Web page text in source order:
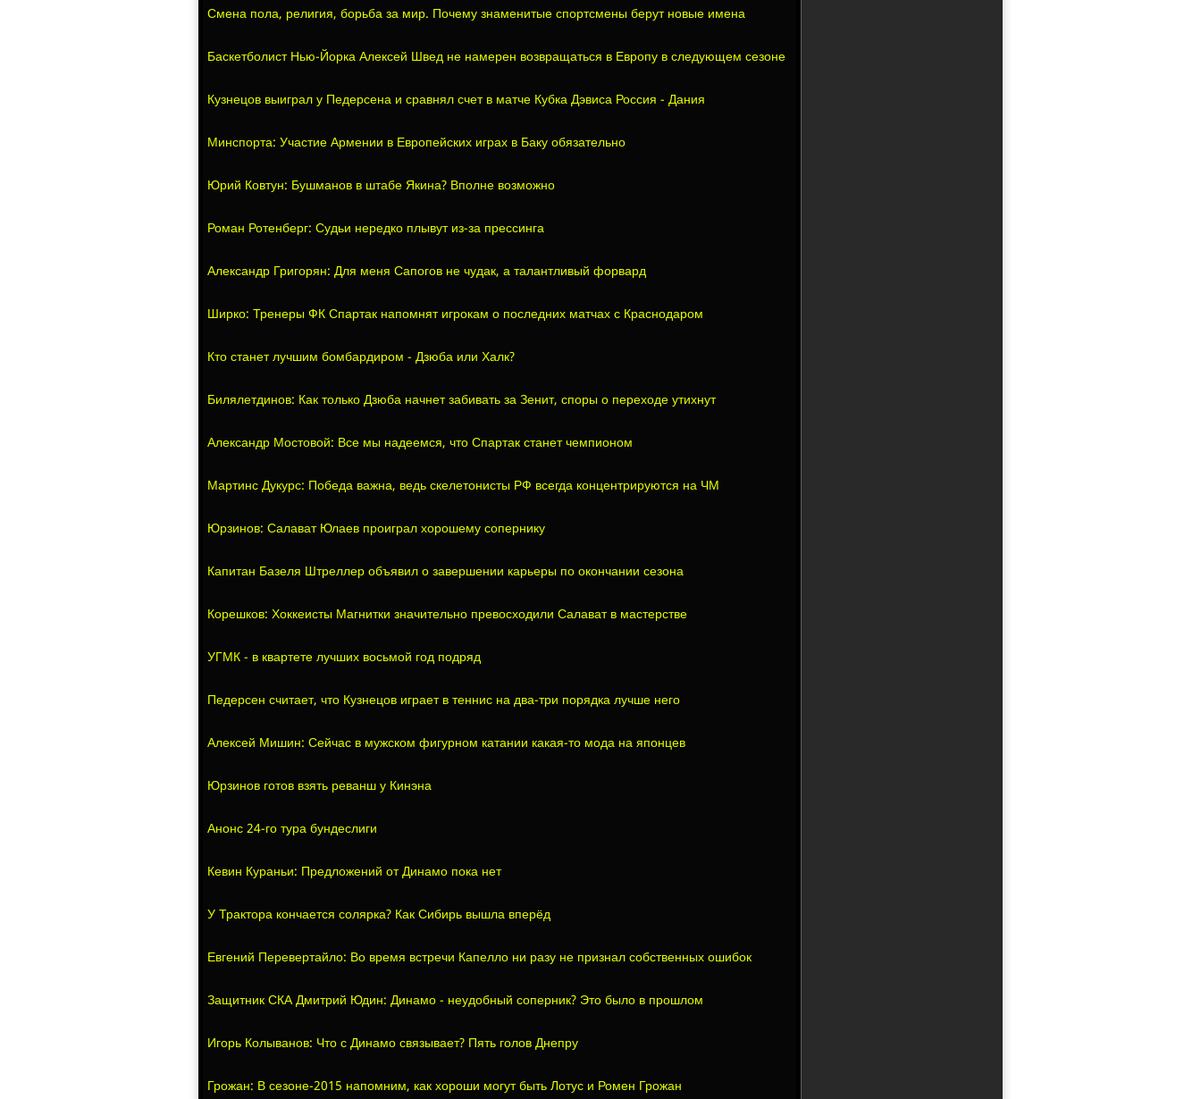
Смена пола, религия, борьба за мир. Почему знаменитые спортсмены берут новые имена
Баскетболист Нью-Йорка Алексей Швед не намерен возвращаться в Европу в следующем сезоне
Кузнецов выиграл у Педерсена и сравнял счет в матче Кубка Дэвиса Россия - Дания
Минспорта: Участие Армении в Европейских играх в Баку обязательно
Юрий Ковтун: Бушманов в штабе Якина? Вполне возможно
Роман Ротенберг: Судьи нередко плывут из-за прессинга
Александр Григорян: Для меня Сапогов не чудак, а талантливый форвард
Ширко: Тренеры ФК Спартак напомнят игрокам о последних матчах с Краснодаром
Кто станет лучшим бомбардиром - Дзюба или Халк?
Билялетдинов: Как только Дзюба начнет забивать за Зенит, споры о переходе утихнут
Александр Мостовой: Все мы надеемся, что Спартак станет чемпионом
Мартинс Дукурс: Победа важна, ведь скелетонисты РФ всегда концентрируются на ЧМ
Юрзинов: Салават Юлаев проиграл хорошему сопернику
Капитан Базеля Штреллер объявил о завершении карьеры по окончании сезона
Корешков: Хоккеисты Магнитки значительно превосходили Салават в мастерстве
УГМК - в квартете лучших восьмой год подряд
Педерсен считает, что Кузнецов играет в теннис на два-три порядка лучше него
Алексей Мишин: Сейчас в мужском фигурном катании какая-то мода на японцев
Юрзинов готов взять реванш у Кинэна
Анонс 24-го тура бундеслиги
Кевин Кураньи: Предложений от Динамо пока нет
У Трактора кончается солярка? Как Сибирь вышла вперёд
Евгений Перевертайло: Во время встречи Капелло ни разу не признал собственных ошибок
Защитник СКА Дмитрий Юдин: Динамо - неудобный соперник? Это было в прошлом
Игорь Колыванов: Что с Динамо связывает? Пять голов Днепру
Грожан: В сезоне-2015 напомним, как хороши могут быть Лотус и Ромен Грожан